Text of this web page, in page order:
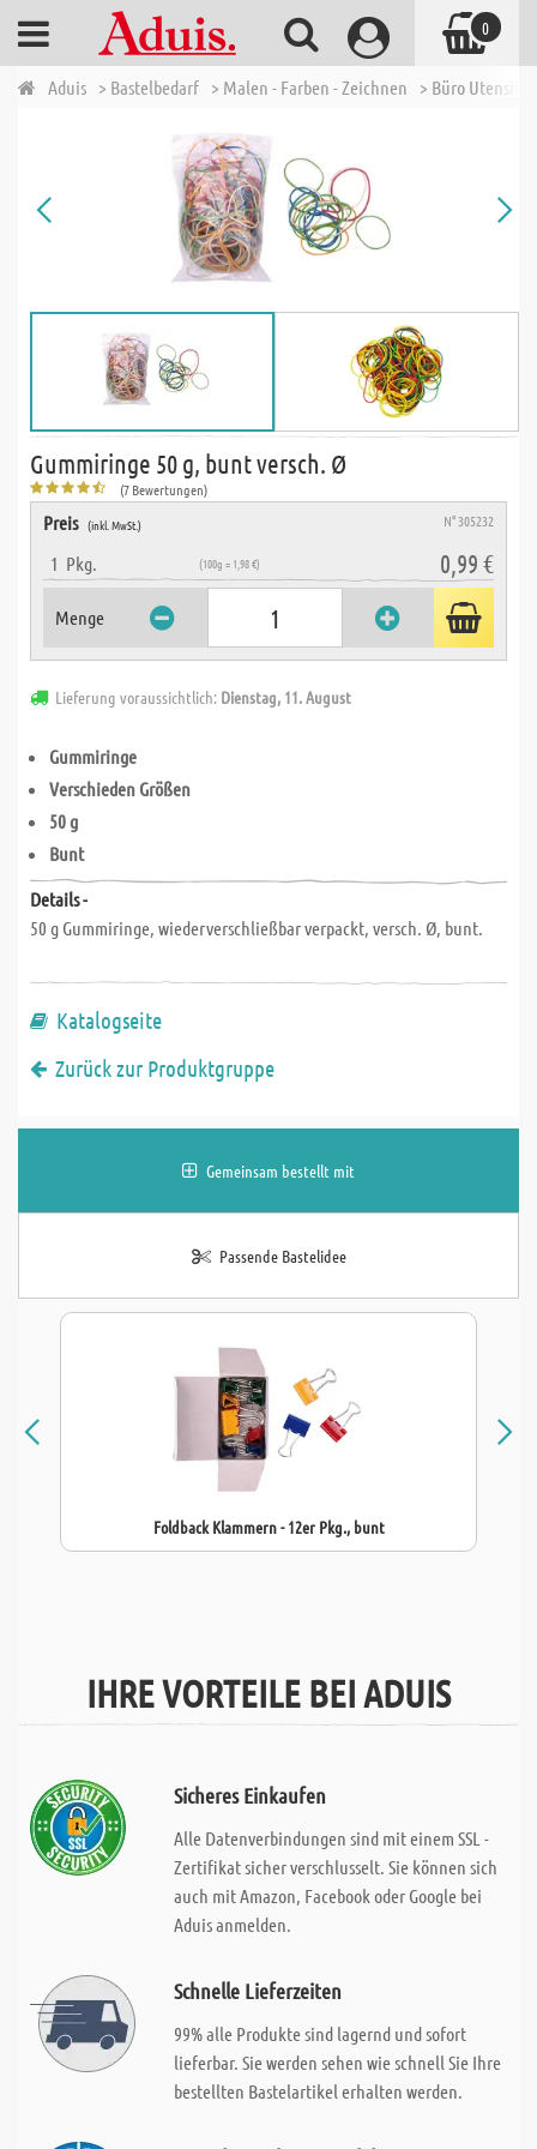
Aduis > Bastelbedarf > Malen - Farben - Zeichnen > Büro
Gummiringe 50 g, bunt versch. Ø
(7 Bewertungen)
Preis (inkl. MwSt.) N° 305232
1 Pkg. (100g = 1,98 €) 0,99 €
Menge
Lieferung voraussichtlich: Dienstag, 11. August
Gummiringe
Verschieden Größen
50 g
Bunt
Details -
50 g Gummiringe, wiederverschließbar verpackt, versch. Ø, bunt.
Katalogseite
Zurück zur Produktgruppe
Gemeinsam bestellt mit
Passende Bastelidee
Foldback Klammern - 12er Pkg., bunt
IHRE VORTEILE BEI ADUIS
Sicheres Einkaufen
Alle Datenverbindungen sind mit einem SSL -
Zertifikat sicher verschlusselt. Sie können sich
auch mit Amazon, Facebook oder Google bei
Aduis anmelden.
Schnelle Lieferzeiten
99% alle Produkte sind lagernd und sofort
lieferbar. Sie werden sehen wie schnell Sie Ihre
bestellten Bastelartikel erhalten werden.
0